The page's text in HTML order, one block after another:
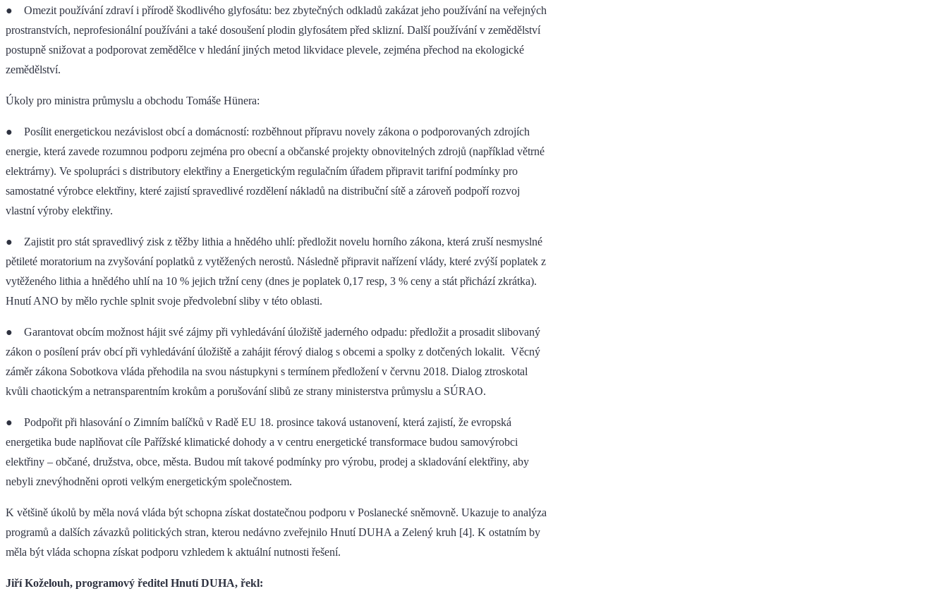
● Omezit používání zdraví i přírodě škodlivého glyfosátu: bez zbytečných odkladů zakázat jeho používání na veřejných
prostranstvích, neprofesionální používáni a také dosoušení plodin glyfosátem před sklizní. Další používání v zemědělství
postupně snižovat a podporovat zemědělce v hledání jiných metod likvidace plevele, zejména přechod na ekologické
zemědělství.
Úkoly pro ministra průmyslu a obchodu Tomáše Hünera:
● Posílit energetickou nezávislost obcí a domácností: rozběhnout přípravu novely zákona o podporovaných zdrojích
energie, která zavede rozumnou podporu zejména pro obecní a občanské projekty obnovitelných zdrojů (například větrné
elektrárny). Ve spolupráci s distributory elektřiny a Energetickým regulačním úřadem připravit tarifní podmínky pro
samostatné výrobce elektřiny, které zajistí spravedlivé rozdělení nákladů na distribuční sítě a zároveň podpoří rozvoj
vlastní výroby elektřiny.
● Zajistit pro stát spravedlivý zisk z těžby lithia a hnědého uhlí: předložit novelu horního zákona, která zruší nesmyslné
pětileté moratorium na zvyšování poplatků z vytěžených nerostů. Následně připravit nařízení vlády, které zvýší poplatek z
vytěženého lithia a hnědého uhlí na 10 % jejich tržní ceny (dnes je poplatek 0,17 resp, 3 % ceny a stát přichází zkrátka).
Hnutí ANO by mělo rychle splnit svoje předvolební sliby v této oblasti.
● Garantovat obcím možnost hájit své zájmy při vyhledávání úložiště jaderného odpadu: předložit a prosadit slibovaný
zákon o posílení práv obcí při vyhledávání úložiště a zahájit férový dialog s obcemi a spolky z dotčených lokalit. Věcný
záměr zákona Sobotkova vláda přehodila na svou nástupkyni s termínem předložení v červnu 2018. Dialog ztroskotal
kvůli chaotickým a netransparentním krokům a porušování slibů ze strany ministerstva průmyslu a SÚRAO.
● Podpořit při hlasování o Zimním balíčků v Radě EU 18. prosince taková ustanovení, která zajistí, že evropská
energetika bude naplňovat cíle Pařížské klimatické dohody a v centru energetické transformace budou samovýrobci
elektřiny – občané, družstva, obce, města. Budou mít takové podmínky pro výrobu, prodej a skladování elektřiny, aby
nebyli znevýhodněni oproti velkým energetickým společnostem.
K většině úkolů by měla nová vláda být schopna získat dostatečnou podporu v Poslanecké sněmovně. Ukazuje to analýza
programů a dalších závazků politických stran, kterou nedávno zveřejnilo Hnutí DUHA a Zelený kruh [4]. K ostatním by
měla být vláda schopna získat podporu vzhledem k aktuální nutnosti řešení.
Jiří Koželouh, programový ředitel Hnutí DUHA, řekl: